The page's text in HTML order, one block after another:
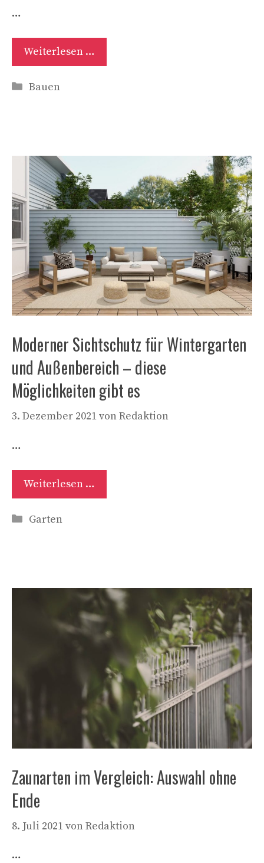
…
Weiterlesen …
Kategorien
Bauen
Moderner Sichtschutz für Wintergarten
und Außenbereich – diese
Möglichkeiten gibt es
3. Dezember 2021vonRedaktion
…
Weiterlesen …
Kategorien
Garten
Zaunarten im Vergleich: Auswahl ohne
Ende
8. Juli 2021vonRedaktion
…